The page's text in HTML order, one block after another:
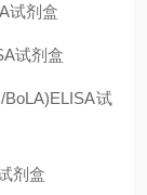
试剂盒
试剂盒
试
剂盒